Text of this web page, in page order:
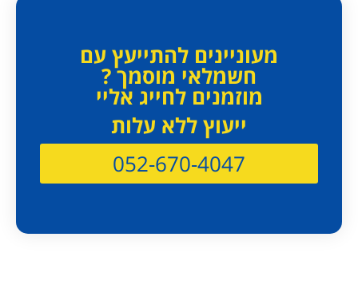
מעוניינים להתייעץ עם
חשמלאי מוסמך ?
מוזמנים לחייג אליי
ייעוץ ללא עלות
052-670-4047